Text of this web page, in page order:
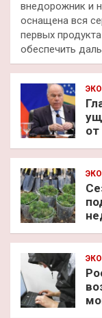
внедорожник и
оснащена вся
первых
обеспечить